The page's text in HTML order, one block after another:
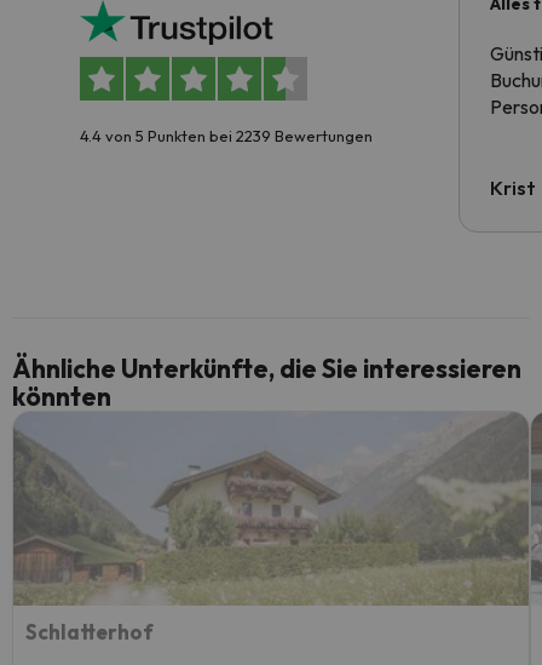
4.4 von 5 Punkten bei 2239 Bewertungen
Krist
Ähnliche Unterkünfte, die Sie interessieren
könnten
Schlatterhof